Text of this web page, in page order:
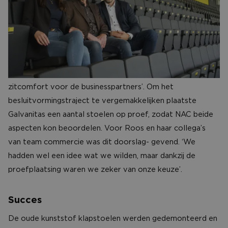
Rat Verlegh Stadion in seizoen 1996-1997 werden
geplaatst’. Leverancier Galvanitas leverde en plaatste
destijds alle stoelen voor de (toen) nieuwe thuishaven van
NAC. NAC zocht contact met Hans Rombouts, manager
van Galvanitas. Hans: ‘De vraagstelling van NAC was
duidelijk: een betere look & feel en daarbij een optimaal
zitcomfort voor de businesspartners’. Om het
besluitvormingstraject te vergemakkelijken plaatste
Galvanitas een aantal stoelen op proef, zodat NAC beide
aspecten kon beoordelen. Voor Roos en haar collega’s
van team commercie was dit doorslag- gevend. ‘We
hadden wel een idee wat we wilden, maar dankzij de
proefplaatsing waren we zeker van onze keuze’.
Succes
De oude kunststof klapstoelen werden gedemonteerd en